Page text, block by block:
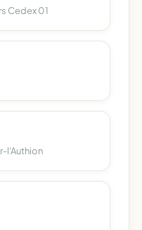
Cedex 01
l'Authion